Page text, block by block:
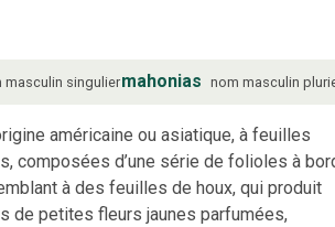
masculin singuliermahonias nom masculin
américaine ou asiatique, à feuilles
composées d’une série de folioles à
à des feuilles de houx, qui produit
de petites fleurs jaunes parfumées,